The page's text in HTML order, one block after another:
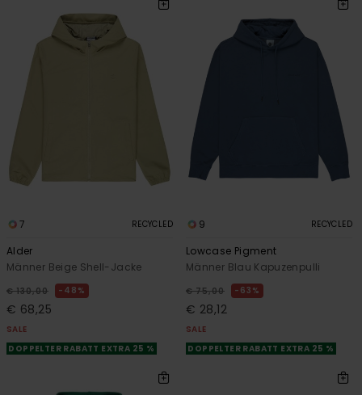
7 RECYCLED
Alder
Männer Beige Shell-Jacke
€ 130,00 48%
€ 68,25
SALE
DOPPELTER RABATT EXTRA 25 %
9 RECYCLED
Lowcase Pigment
Männer Blau Kapuzenpulli
€ 75,00 63%
€ 28,12
SALE
DOPPELTER RABATT EXTRA 25 %